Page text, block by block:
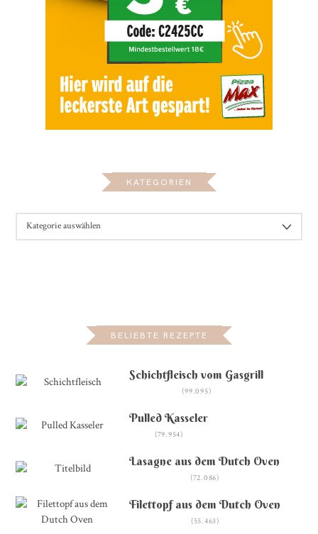
KATEGORIEN
BELIEBTE REZEPTE
Schichtfleisch vom Gasgrill
(99.095)
Pulled Kasseler
(79.954)
Lasagne aus dem Dutch Oven
(72.086)
Filettopf aus dem Dutch Oven
(55.463)